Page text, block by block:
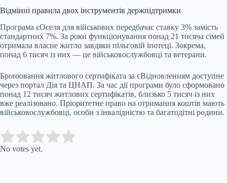
Відмінні правила двох інструментів держпідтримки
Програма єОселя для військових передбачає ставку 3% замість
стандартних 7%. За роки функціонування понад 21 тисяча сімей
отримала власне житло завдяки пільговій іпотеці. Зокрема,
понад 6 тисяч із них — це військовослужбовці та ветерани.
Бронювання житлового сертифіката за єВідновленням доступне
через портал Дія та ЦНАП. За час дії програми було сформовано
понад 12 тисяч житлових сертифікатів, близько 5 тисяч із них
вже реалізовано. Пріоритетне право на отримання коштів мають
військовослужбовці, особи з інвалідністю та багатодітні родини.
Rate this item:
No votes yet.